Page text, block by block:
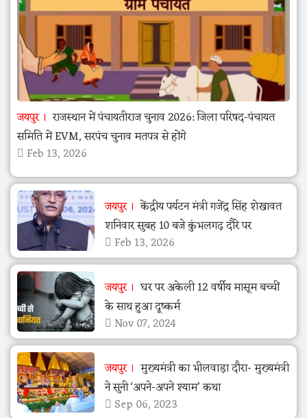
जयपुर
राजस्थान में पंचायतीराज चुनाव 2026: जिला परिषद-पंचायत
समिति में EVM, सरपंच चुनाव मतपत्र से होंगे
Feb 13, 2026
जयपुर
केंद्रीय पर्यटन मंत्री गजेंद्र सिंह शेखावत
शनिवार सुबह 10 बजे कुंभलगढ़ दौरे पर
Feb 13, 2026
जयपुर
घर पर अकेली 12 वर्षीय मासूम बच्चीं
के साथ हुआ दूष्कर्म
Nov 07, 2024
जयपुर
मुख्यमंत्री का भीलवाड़ा दौरा- मुख्यमंत्री
ने सुनी ‘अपने-अपने श्याम’ कथा
Sep 06, 2023